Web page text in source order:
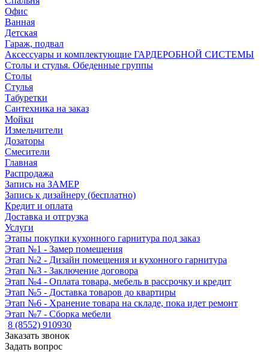
Офис
Ванная
Детская
Гараж, подвал
Аксессуары и комплектующие ГАРДЕРОБНОЙ СИСТЕМЫ
Столы и стулья. Обеденные группы
Столы
Стулья
Табуретки
Сантехника на заказ
Мойки
Измельчители
Дозаторы
Смесители
Главная
Распродажа
Запись на ЗАМЕР
Запись к дизайнеру (бесплатно)
Кредит и оплата
Доставка и отгрузка
Услуги
Этапы покупки кухонного гарнитура под заказ
Этап №1 - Замер помещения
Этап №2 - Дизайн помещения и кухонного гарнитура
Этап №3 - Заключение договора
Этап №4 - Оплата товара, мебель в рассрочку и кредит
Этап №5 - Доставка товаров до квартиры
Этап №6 - Хранение товара на складе, пока идет ремонт
Этап №7 - Сборка мебели
8 (8552) 910930
Заказать звонок
Задать вопрос